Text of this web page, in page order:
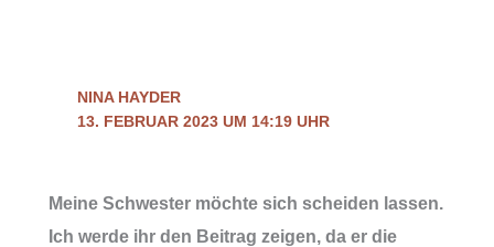
NINA HAYDER
13. FEBRUAR 2023 UM 14:19 UHR
Meine Schwester möchte sich scheiden lassen.
Ich werde ihr den Beitrag zeigen, da er die